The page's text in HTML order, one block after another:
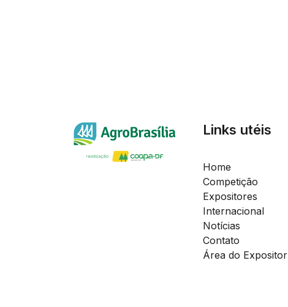
Links utéis
Home
Competição
Expositores
Internacional
Notícias
Contato
Área do Expositor